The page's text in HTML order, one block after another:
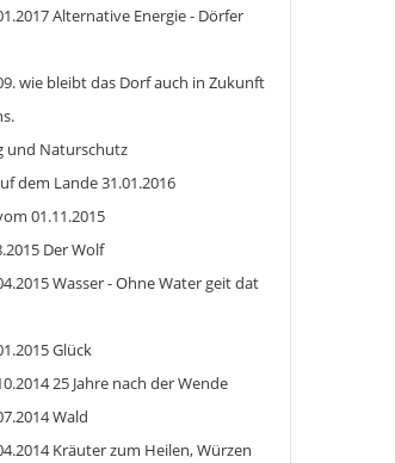
Alternative Energie - Dörfer
wie bleibt das Dorf auch in Zukunft
und Naturschutz
dem Lande 31.01.2016
01.11.2015
Der Wolf
Wasser - Ohne Water geit dat
Glück
25 Jahre nach der Wende
Wald
Kräuter zum Heilen, Würzen